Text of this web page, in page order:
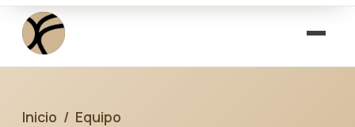
Inicio / Equipo